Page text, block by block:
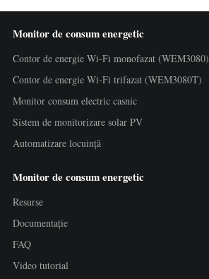
Monitor de consum energetic
Contor de energie Wi-Fi monofazat (WEM3080)
Contor de energie Wi-Fi trifazat (WEM3080T)
Monitor consum electric casnic
Sistem de monitorizare solar PV
Automatizare locuință
Monitor de consum energetic
Resurse
Documentație
FAQ
Video tutorial